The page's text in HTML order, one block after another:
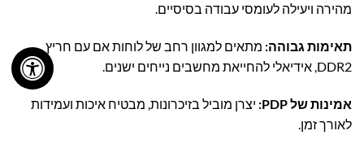
מהירה ויעילה לעומסי עבודה בסיסיים.
תאימות גבוהה: מתאים למגוון רחב של לוחות אם עם חריץ
DDR2, אידיאלי להחייאת מחשבים נייחים ישנים.
אמינות של PDP:
יצרן מוביל בזיכרונות, מבטיח איכות ועמידות
לאורך זמן.